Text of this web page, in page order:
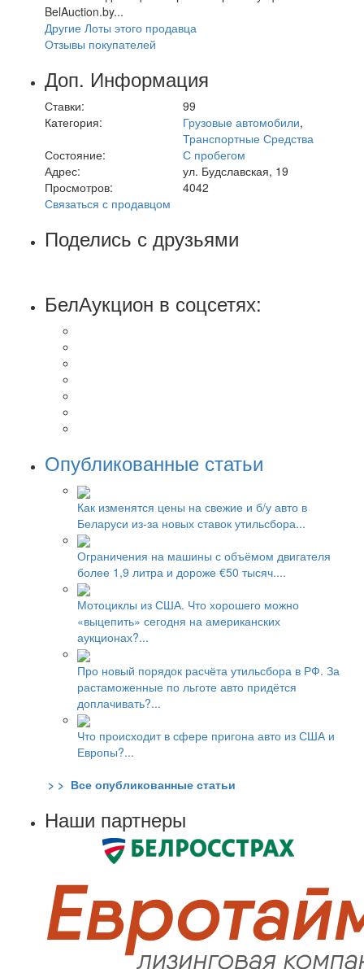
BelAuction.by...
Другие Лоты этого продавца
Отзывы покупателей
Доп. Информация
Ставки:
99
Категория:
Грузовые автомобили,
Транспортные Средства
Состояние:
С пробегом
Адрес:
ул. Будславская, 19
Просмотров:
4042
Связаться с продавцом
Поделись с друзьями
БелАукцион в соцсетях:
Опубликованные статьи
Как изменятся цены на свежие и б/у авто в
Беларуси из-за новых ставок утильсбора...
Ограничения на машины с объёмом двигателя
более 1,9 литра и дороже €50 тысяч....
Мотоциклы из США. Что хорошего можно
«выцепить» сегодня на американских
аукционах?...
Про новый порядок расчёта утильсбора в РФ. За
растаможенные по льготе авто придётся
доплачивать?...
Что происходит в сфере пригона авто из США и
Европы?...
> > Все опубликованные статьи
Наши партнеры